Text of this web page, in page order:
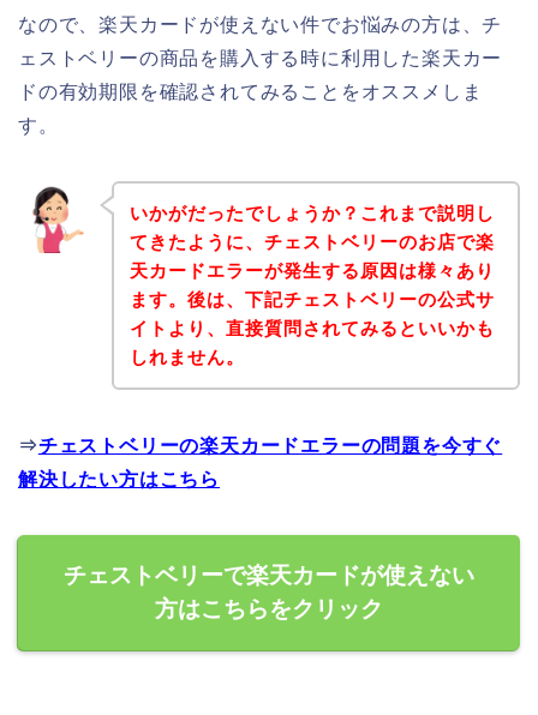
なので、楽天カードが使えない件でお悩みの方は、チ
ェストベリーの商品を購入する時に利用した楽天カー
ドの有効期限を確認されてみることをオススメしま
す。
いかがだったでしょうか？これまで説明し
てきたように、チェストベリーのお店で楽
天カードエラーが発生する原因は様々あり
ます。後は、下記チェストベリーの公式サ
イトより、直接質問されてみるといいかも
しれません。
⇒チェストベリーの楽天カードエラーの問題を今すぐ
解決したい方はこちら
チェストベリーで楽天カードが使えない
方はこちらをクリック